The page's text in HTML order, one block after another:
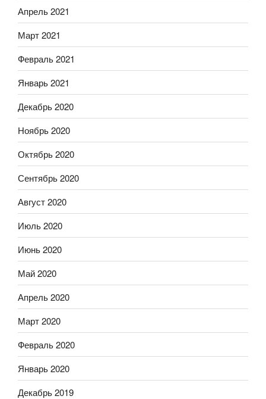
Апрель 2021
Март 2021
Февраль 2021
Январь 2021
Декабрь 2020
Ноябрь 2020
Октябрь 2020
Сентябрь 2020
Август 2020
Июль 2020
Июнь 2020
Май 2020
Апрель 2020
Март 2020
Февраль 2020
Январь 2020
Декабрь 2019